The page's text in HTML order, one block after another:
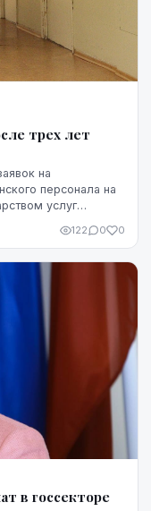
трех лет
на
персонала на
услуг
122 0 0
в госсекторе